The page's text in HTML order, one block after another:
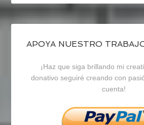
de
en
de
en
de
en
APOYA NUESTRO
¡Haz que siga brillando mi
donativo seguiré creando con
cuenta!